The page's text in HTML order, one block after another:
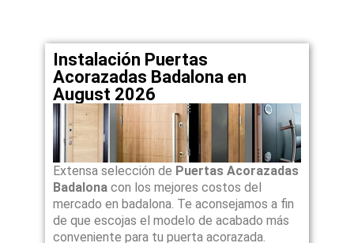
Instalación Puertas
Acorazadas Badalona en
August 2026
Extensa selección de Puertas Acorazadas
Badalona con los mejores costos del
mercado en badalona. Te aconsejamos a fin
de que escojas el modelo de acabado más
conveniente para tu puerta acorazada.